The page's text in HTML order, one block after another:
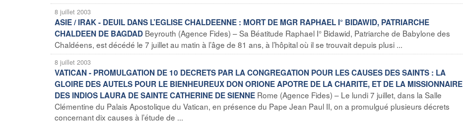
8 juillet 2003
ASIE / IRAK - DEUIL DANS L’EGLISE CHALDEENNE : MORT DE MGR RAPHAEL I° BIDAWID, PATRIARCHE
CHALDEEN DE BAGDAD Beyrouth (Agence Fides) – Sa Béatitude Raphael I° Bidawid, Patriarche de Babylone des
Chaldéens, est décédé le 7 juillet au matin à l’âge de 81 ans, à l’hôpital où il se trouvait depuis plusi ...
8 juillet 2003
VATICAN - PROMULGATION DE 10 DECRETS PAR LA CONGREGATION POUR LES CAUSES DES SAINTS : LA
GLOIRE DES AUTELS POUR LE BIENHEUREUX DON ORIONE APOTRE DE LA CHARITE, ET DE LA MISSIONNAIRE
DES INDIOS LAURA DE SAINTE CATHERINE DE SIENNE Rome (Agence Fides) – Le lundi 7 juillet, dans la Salle
Clémentine du Palais Apostolique du Vatican, en présence du Pape Jean Paul II, on a promulgué plusieurs décrets
concernant dix causes à l’étude de ...